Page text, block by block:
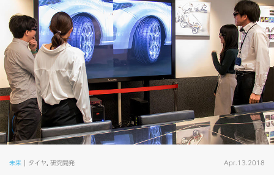
未来 タイヤ 研究開発 Apr.13.2018